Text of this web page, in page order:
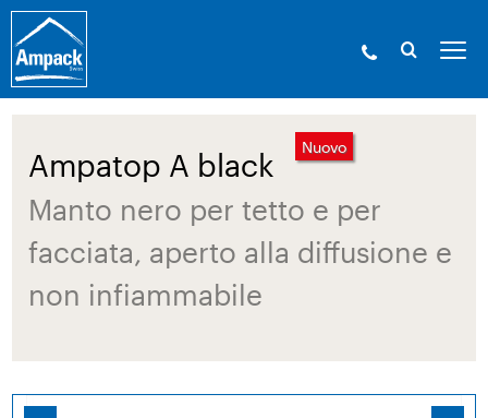
Ampack - Gli esperti in involucri edilizi. Dal
1946.»Prodotti
» Ampatop A black
Ampatop A black
Nuovo
Manto nero per tetto e per
facciata, aperto alla diffusione e
non infiammabile